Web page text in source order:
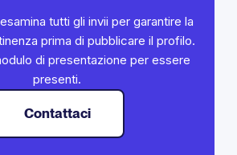
tutti gli invii per garantire la
prima di pubblicare il profilo.
di presentazione per essere
presenti.
Contattaci